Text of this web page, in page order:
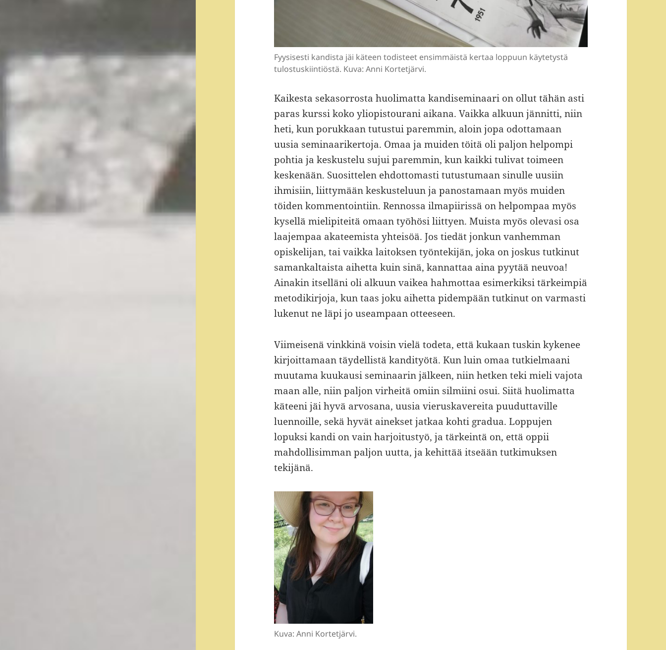
Fyysisesti kandista jäi käteen todisteet ensimmäistä kertaa loppuun käytetystä
tulostuskiintiöstä. Kuva: Anni Kortetjärvi.
Kaikesta sekasorrosta huolimatta kandiseminaari on ollut tähän asti
paras kurssi koko yliopistourani aikana. Vaikka alkuun jännitti, niin
heti, kun porukkaan tutustui paremmin, aloin jopa odottamaan
uusia seminaarikertoja. Omaa ja muiden töitä oli paljon helpompi
pohtia ja keskustelu sujui paremmin, kun kaikki tulivat toimeen
keskenään. Suosittelen ehdottomasti tutustumaan sinulle uusiin
ihmisiin, liittymään keskusteluun ja panostamaan myös muiden
töiden kommentointiin. Rennossa ilmapiirissä on helpompaa myös
kysellä mielipiteitä omaan työhösi liittyen. Muista myös olevasi osa
laajempaa akateemista yhteisöä. Jos tiedät jonkun vanhemman
opiskelijan, tai vaikka laitoksen työntekijän, joka on joskus tutkinut
samankaltaista aihetta kuin sinä, kannattaa aina pyytää neuvoa!
Ainakin itselläni oli alkuun vaikea hahmottaa esimerkiksi tärkeimpiä
metodikirjoja, kun taas joku aihetta pidempään tutkinut on varmasti
lukenut ne läpi jo useampaan otteeseen.
Viimeisenä vinkkinä voisin vielä todeta, että kukaan tuskin kykenee
kirjoittamaan täydellistä kandityötä. Kun luin omaa tutkielmaani
muutama kuukausi seminaarin jälkeen, niin hetken teki mieli vajota
maan alle, niin paljon virheitä omiin silmiini osui. Siitä huolimatta
käteeni jäi hyvä arvosana, uusia vieruskavereita puuduttaville
luennoille, sekä hyvät ainekset jatkaa kohti gradua. Loppujen
lopuksi kandi on vain harjoitustyö, ja tärkeintä on, että oppii
mahdollisimman paljon uutta, ja kehittää itseään tutkimuksen
tekijänä.
Kuva: Anni Kortetjärvi.